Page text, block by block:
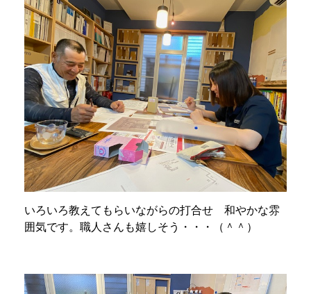
いろいろ教えてもらいながらの打合せ 和やかな雰
囲気です。職人さんも嬉しそう・・・（＾＾）